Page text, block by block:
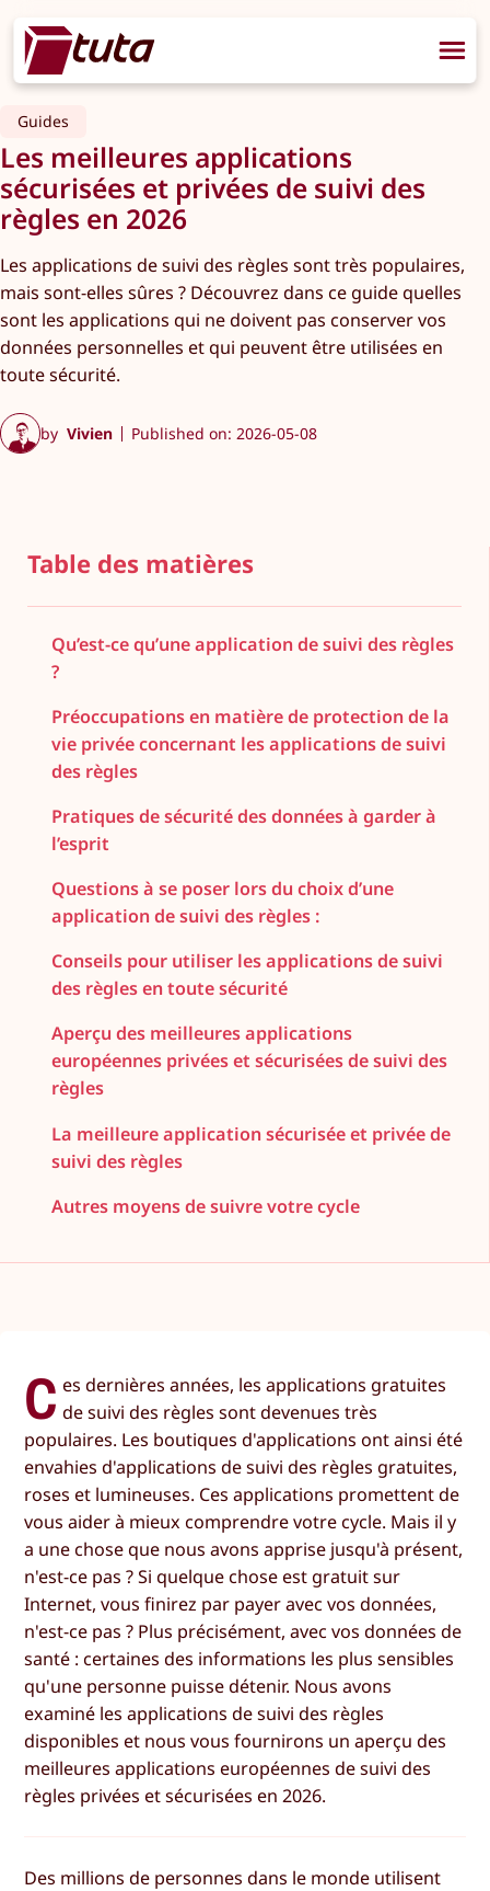
Guides
Les meilleures applications
sécurisées et privées de suivi des
règles en 2026
Les applications de suivi des règles sont très populaires,
mais sont-elles sûres ? Découvrez dans ce guide quelles
sont les applications qui ne doivent pas conserver vos
données personnelles et qui peuvent être utilisées en
toute sécurité.
by Vivien Published on: 2026-05-08
Table des matières
Qu’est-ce qu’une application de suivi des règles
?
Préoccupations en matière de protection de la
vie privée concernant les applications de suivi
des règles
Pratiques de sécurité des données à garder à
l’esprit
Questions à se poser lors du choix d’une
application de suivi des règles :
Conseils pour utiliser les applications de suivi
des règles en toute sécurité
Aperçu des meilleures applications
européennes privées et sécurisées de suivi des
règles
La meilleure application sécurisée et privée de
suivi des règles
Autres moyens de suivre votre cycle
C es dernières années, les applications gratuites
de suivi des règles sont devenues très
populaires. Les boutiques d'applications ont ainsi été
envahies d'applications de suivi des règles gratuites,
roses et lumineuses. Ces applications promettent de
vous aider à mieux comprendre votre cycle. Mais il y
a une chose que nous avons apprise jusqu'à présent,
n'est-ce pas ? Si quelque chose est gratuit sur
Internet, vous finirez par payer avec vos données,
n'est-ce pas ? Plus précisément, avec vos données de
santé : certaines des informations les plus sensibles
qu'une personne puisse détenir. Nous avons
examiné les applications de suivi des règles
disponibles et nous vous fournirons un aperçu des
meilleures applications européennes de suivi des
règles privées et sécurisées en 2026.
Des millions de personnes dans le monde utilisent